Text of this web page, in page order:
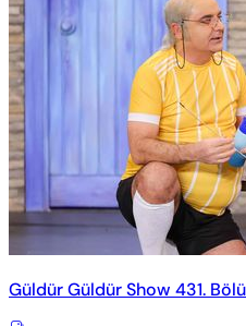
Güldür Güldür Show 431.